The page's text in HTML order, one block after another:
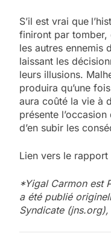
S’il est vrai que
finiront par tomber,
les autres ennemis
laissant les
leurs illusions.
produira qu’une
aura coûté la vie à
présente
d’en subir les
Lien vers le
*Yigal Carmon est
a été publié
Syndicate